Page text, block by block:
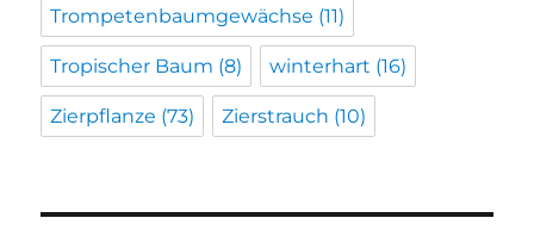
Trompetenbaumgewächse (11)
Tropischer Baum (8) winterhart (16)
Zierpflanze (73) Zierstrauch (10)